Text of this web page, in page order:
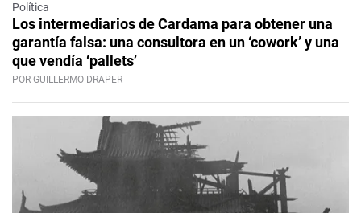
Política
Los intermediarios de Cardama para obtener una
garantía falsa: una consultora en un ‘cowork’ y una
que vendía ‘pallets’
POR GUILLERMO DRAPER